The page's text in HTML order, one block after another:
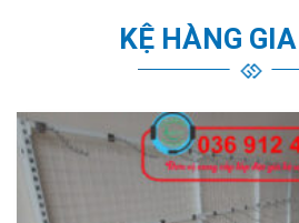
KỆ HÀNG